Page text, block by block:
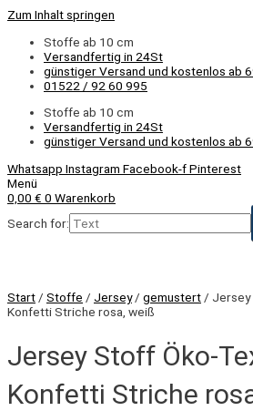
Zum Inhalt springen
Stoffe ab 10 cm
Versandfertig in 24St
günstiger Versand und kostenlos ab
01522 / 92 60 995
Stoffe ab 10 cm
Versandfertig in 24St
günstiger Versand und kostenlos ab
Whatsapp Instagram Facebook-fPinterest
Menü
0,00 € 0 Warenkorb
Search for:
Start / Stoffe / Jersey/ gemustert / Jersey
Konfetti Striche rosa, weiß
Jersey Stoff Öko-
Konfetti Striche